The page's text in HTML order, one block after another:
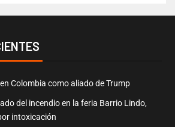
Colombia como aliado de Trump
del incendio en la feria Barrio Lindo,
intoxicación